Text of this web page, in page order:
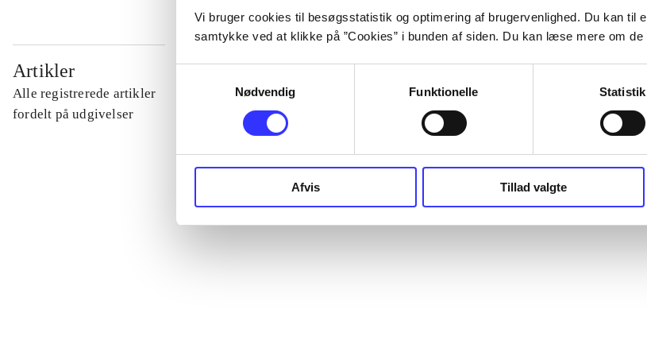
Vi bruger cookies til besøgsstatistik og optimering af brugervenlighed. Du kan
samtykke ved at klikke på ”Cookies” i bunden af siden. Du kan læse mere om de
Nødvendig
Funktionelle Statistik
Afvis Tillad valgte
Artikler
Alle registrerede artikler
fordelt på udgivelser
...